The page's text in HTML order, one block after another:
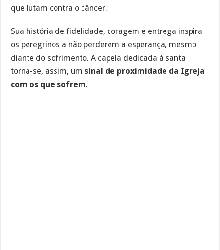
que lutam contra o câncer.
Sua história de fidelidade, coragem e entrega inspira
os peregrinos a não perderem a esperança, mesmo
diante do sofrimento. A capela dedicada à santa
torna-se, assim, um sinal de proximidade da Igreja
com os que sofrem.